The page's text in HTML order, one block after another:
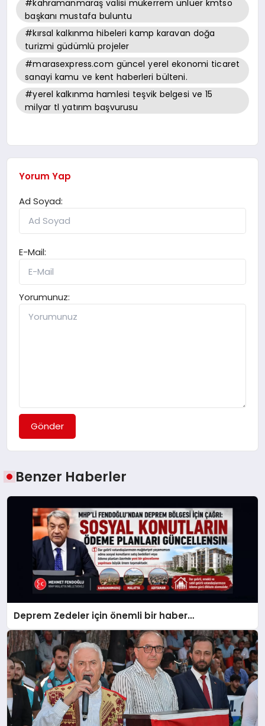
#kahramanmaraş valisi mükerrem ünlüer kmtso
başkanı mustafa buluntu
#kırsal kalkınma hibeleri kamp karavan doğa
turizmi güdümlü projeler
#marasexpress.com güncel yerel ekonomi ticaret
sanayi kamu ve kent haberleri bülteni.
#yerel kalkınma hamlesi teşvik belgesi ve 15
milyar tl yatırım başvurusu
Yorum Yap
Ad Soyad:
E-Mail:
Yorumunuz:
Gönder
Benzer Haberler
Deprem Zedeler için önemli bir haber…